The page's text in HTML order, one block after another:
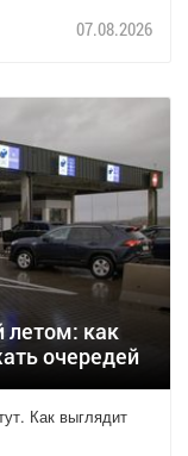
07.08.2026
летом: как
очередей
Как выглядит